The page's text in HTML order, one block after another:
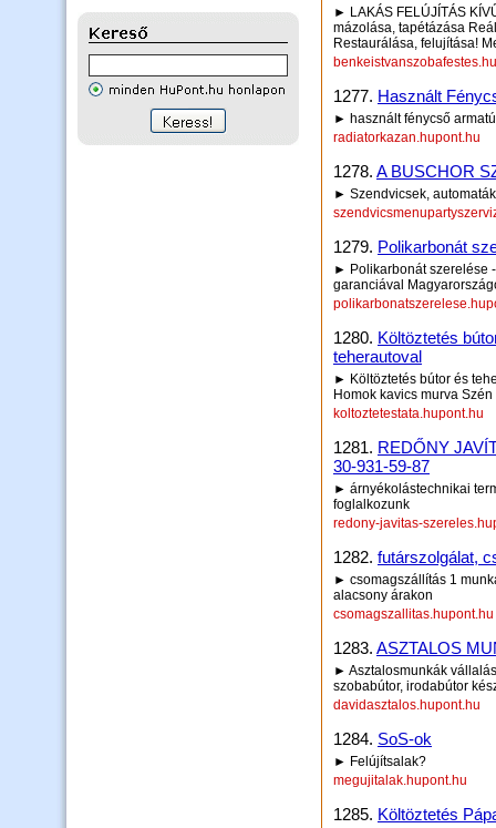
► LAKÁS FELÚJÍTÁS
mázolása, tapétázása
Restaurálása, felujítása!
1277. Használt
► használt fénycső
radiatorkazan.hupont.hu
1278. A BUSCHOR
► Szendvicsek,
1279. Polikarbonát
► Polikarbonát szerelése
garanciával
1280. Költöztetés
teherautoval
► Költöztetés bútor és
Homok kavics murva
koltoztetestata.hupont.hu
1281. REDŐNY
30-931-59-87
► árnyékolástechnikai
foglalkozunk
redony-javitas-
1282. futárszolgálat,
► csomagszállítás 1
alacsony árakon
csomagszallitas.hupont.hu
1283. ASZTALOS
► Asztalosmunkák
szobabútor, irodabútor
davidasztalos.hupont.hu
1284. SoS-ok
► Felújítsalak?
megujitalak.hupont.hu
1285. Költöztetés